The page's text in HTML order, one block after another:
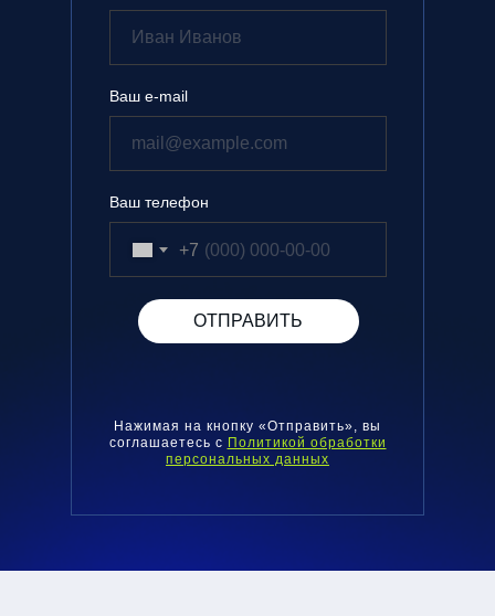
Нажимая на кнопку «Отправить», вы
соглашаетесь с Политикой обработки
персональных данных
Иван Иванов
Ваш e-mail
mail@example.com
Ваш телефон
+7
ОТПРАВИТЬ